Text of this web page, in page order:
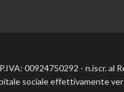
00924750292 - n.iscr.
sociale effettivamente